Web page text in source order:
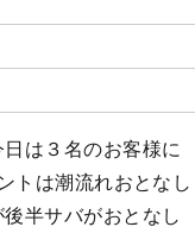
は３名のお客様に
トは潮流れおとなし
半サバがおとなし